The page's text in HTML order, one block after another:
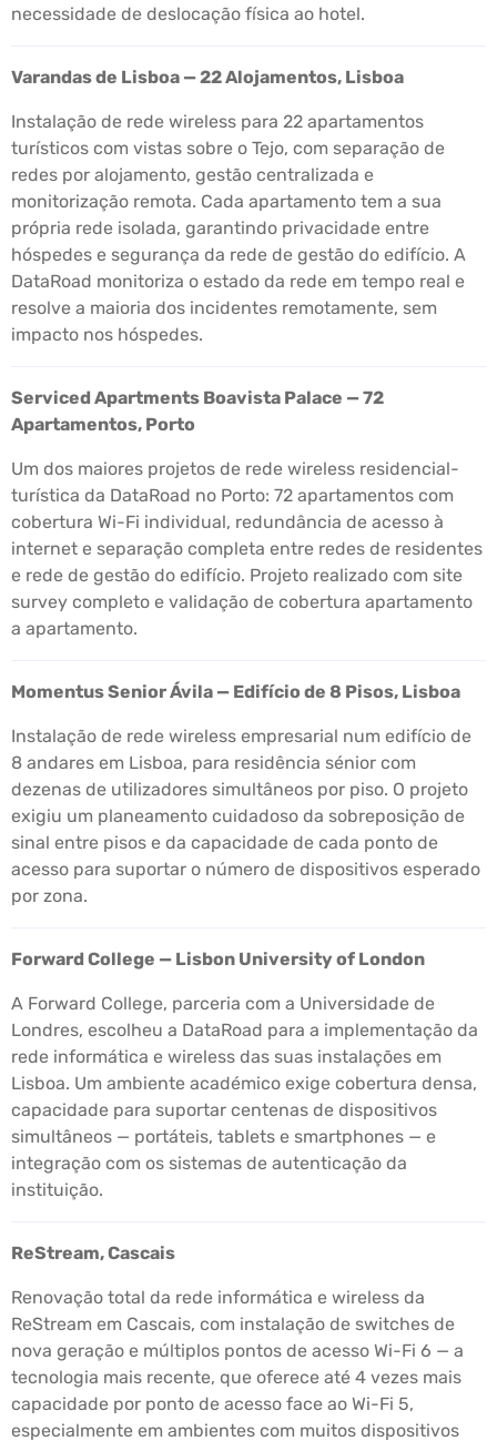
necessidade de deslocação física ao hotel.
Varandas de Lisboa — 22 Alojamentos, Lisboa
Instalação de rede wireless para 22 apartamentos
turísticos com vistas sobre o Tejo, com separação de
redes por alojamento, gestão centralizada e
monitorização remota. Cada apartamento tem a sua
própria rede isolada, garantindo privacidade entre
hóspedes e segurança da rede de gestão do edifício. A
DataRoad monitoriza o estado da rede em tempo real e
resolve a maioria dos incidentes remotamente, sem
impacto nos hóspedes.
Serviced Apartments Boavista Palace — 72
Apartamentos, Porto
Um dos maiores projetos de rede wireless residencial-
turística da DataRoad no Porto: 72 apartamentos com
cobertura Wi-Fi individual, redundância de acesso à
internet e separação completa entre redes de residentes
e rede de gestão do edifício. Projeto realizado com site
survey completo e validação de cobertura apartamento
a apartamento.
Momentus Senior Ávila — Edifício de 8 Pisos, Lisboa
Instalação de rede wireless empresarial num edifício de
8 andares em Lisboa, para residência sénior com
dezenas de utilizadores simultâneos por piso. O projeto
exigiu um planeamento cuidadoso da sobreposição de
sinal entre pisos e da capacidade de cada ponto de
acesso para suportar o número de dispositivos esperado
por zona.
Forward College — Lisbon University of London
A Forward College, parceria com a Universidade de
Londres, escolheu a DataRoad para a implementação da
rede informática e wireless das suas instalações em
Lisboa. Um ambiente académico exige cobertura densa,
capacidade para suportar centenas de dispositivos
simultâneos — portáteis, tablets e smartphones — e
integração com os sistemas de autenticação da
instituição.
ReStream, Cascais
Renovação total da rede informática e wireless da
ReStream em Cascais, com instalação de switches de
nova geração e múltiplos pontos de acesso Wi-Fi 6 — a
tecnologia mais recente, que oferece até 4 vezes mais
capacidade por ponto de acesso face ao Wi-Fi 5,
especialmente em ambientes com muitos dispositivos